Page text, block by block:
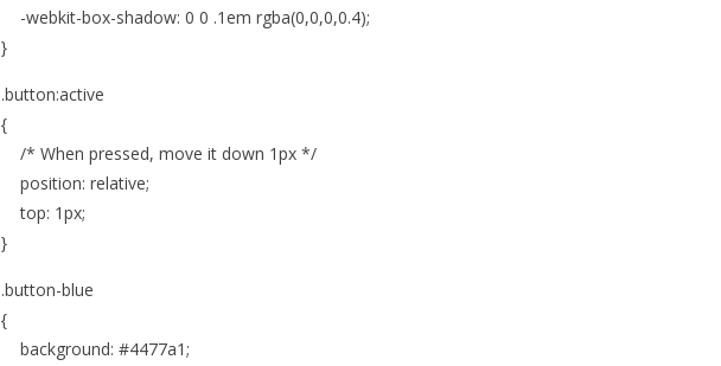
-webkit-box-shadow: 0 0 .1em rgba(0,0,0,0.4);
}
.button:active
{
/* When pressed, move it down 1px */
position: relative;
top: 1px;
}
.button-blue
{
background: #4477a1;